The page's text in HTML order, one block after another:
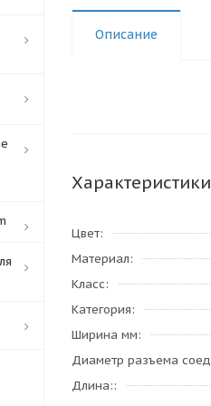
Описание
Характеристики
Цвет
Материал
Класс
Категория
Ширина мм
Диаметр разъема
Длина: